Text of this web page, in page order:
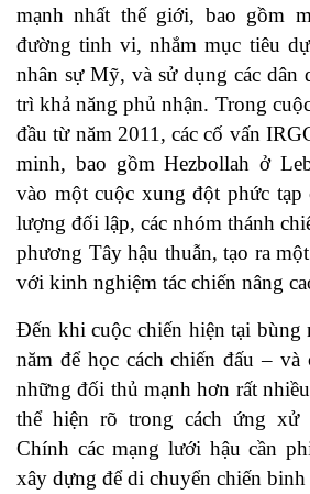
mạnh nhất thế giới, bao gồm
đường tinh vi, nhắm mục tiêu
nhân sự Mỹ, và sử dụng các dân
trì khả năng phủ nhận. Trong
đầu từ năm 2011, các cố vấn
minh, bao gồm Hezbollah ở
vào một cuộc xung đột phức
lượng đối lập, các nhóm thánh
phương Tây hậu thuẫn, tạo ra
với kinh nghiệm tác chiến nâng
Đến khi cuộc chiến hiện tại bùng
năm để học cách chiến đấu –
những đối thủ mạnh hơn rất
thể hiện rõ trong cách ứng xử
Chính các mạng lưới hậu cần
xây dựng để di chuyển chiến binh